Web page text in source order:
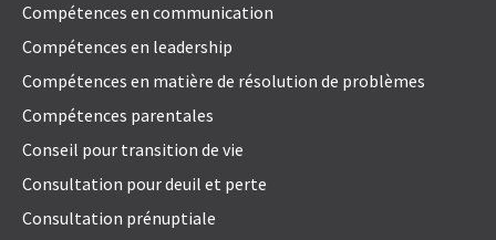
Compétences en communication
Compétences en leadership
Compétences en matière de résolution de problèmes
Compétences parentales
Conseil pour transition de vie
Consultation pour deuil et perte
Consultation prénuptiale